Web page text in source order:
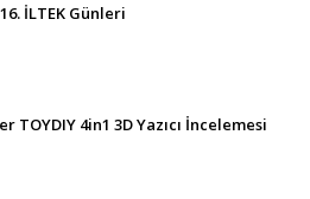
16. İLTEK Günleri
TOYDIY 4in1 3D Yazıcı İncelemesi